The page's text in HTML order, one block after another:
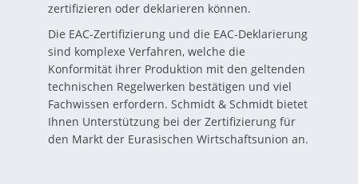
zertifizieren oder deklarieren können.
Die EAC-Zertifizierung und die EAC-Deklarierung
sind komplexe Verfahren, welche die
Konformität ihrer Produktion mit den geltenden
technischen Regelwerken bestätigen und viel
Fachwissen erfordern. Schmidt & Schmidt bietet
Ihnen Unterstützung bei der Zertifizierung für
den Markt der Eurasischen Wirtschaftsunion an.